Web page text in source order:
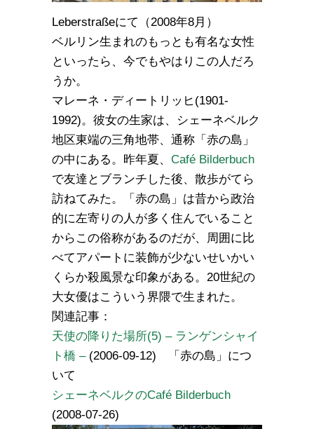
Leberstraßeにて（2008年8月）
ベルリン生まれのもっとも有名な女性
といったら、今でもやはりこの人だろ
うか。
マレーネ・ディートリッヒ(1901-
1992)。彼女の生家は、シェーネベルク
地区東端の三角地帯、通称「赤の島」
の中にある。昨年夏、 Café Bilderbuch
で友達とブランチした後、散歩がてら
訪ねてみた。「赤の島」は昔から政治
的に左寄りの人が多く住んでいること
からこの俗称があるのだが、周囲に比
べてアパートに装飾が少ないせいかい
くらか殺風景な印象がある。20世紀の
大女優はこういう界隈で生まれた。
関連記事：
天使の降りた場所(5) – ランゲンシャイ
ト橋 –(2006-09-12) 「赤の島」につ
いて
シェーネベルクのCafé Bilderbuch
(2008-07-26)